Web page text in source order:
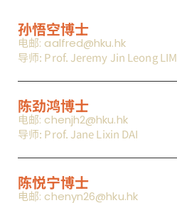
孙悟空博士
电邮: aalfred@hku.hk
导师: Prof. Jeremy Jin Leong LIM
陈劲鸿博士
电邮: chenjh2@hku.hk
导师: Prof. Jane Lixin DAI
陈悦宁博士
电邮: chenyn26@hku.hk